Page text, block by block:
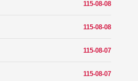
115-08-08
115-08-08
115-08-07
115-08-07